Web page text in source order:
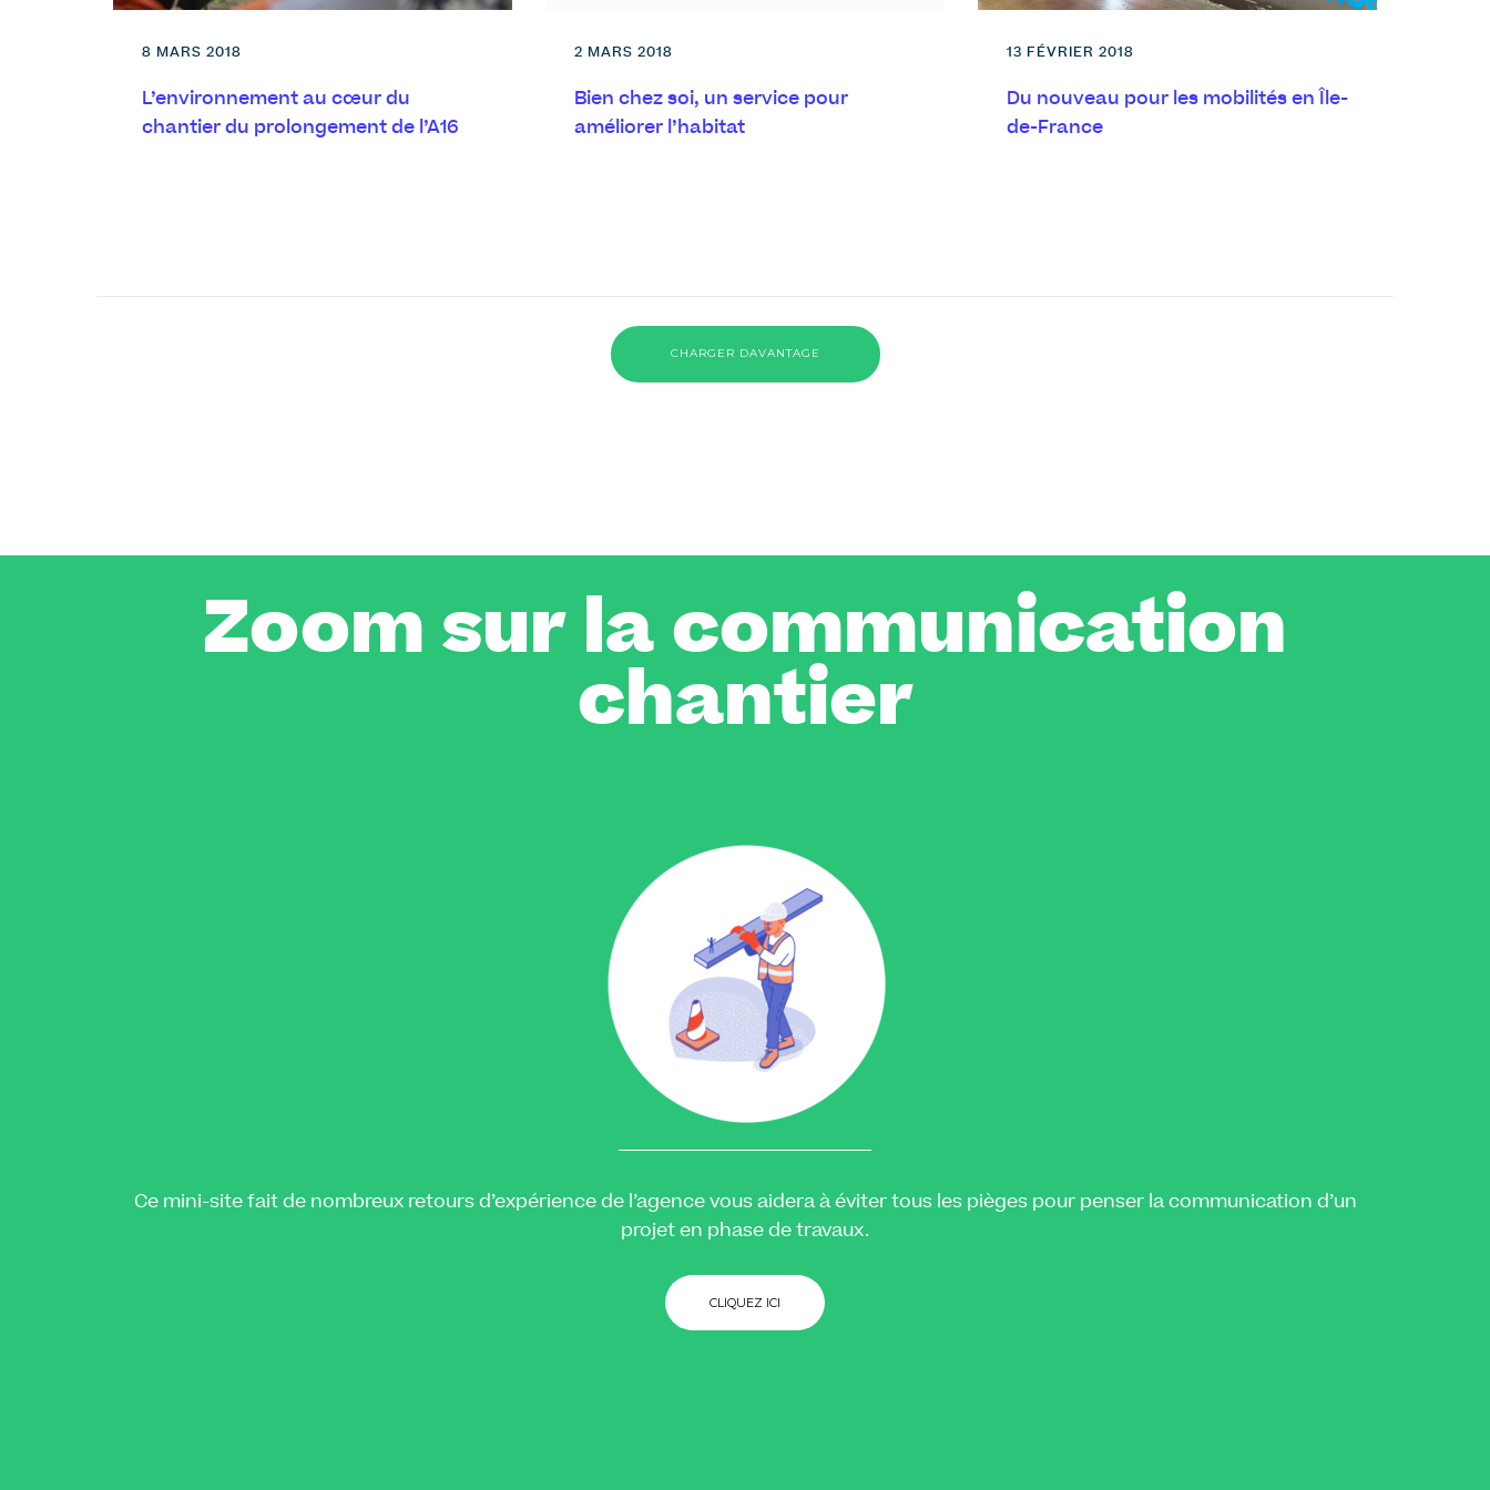
8 MARS 2018
L’environnement au cœur du
chantier du prolongement de l’A16
2 MARS 2018
Bien chez soi, un service pour
améliorer l’habitat
13 FÉVRIER 2018
Du nouveau pour les mobilités en Île-
de-France
CHARGER DAVANTAGE
Zoom sur la communication
chantier
Ce mini-site fait de nombreux retours d’expérience de l’agence vous aidera à éviter tous les pièges pour penser la communication d’un
projet en phase de travaux.
CLIQUEZ ICI